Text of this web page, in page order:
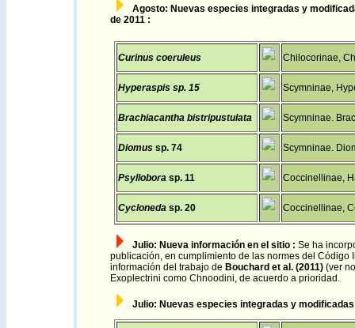
Agosto: Nuevas especies integradas y m
de 2011 :
Curinus coeruleus Chilocorinae,
Hyperaspis sp. 15 Scymninae,
Brachiacantha bistripustulata Scymninae.
Diomus sp. 74 Scymninae.
Psyllobora sp. 11 Coccinellinae,
Cycloneda sp. 20 Coccinellinae,
Julio: Nueva información en el sitio : Se ha
publicación, en cumplimiento de las normes del
información del trabajo de Bouchard et al. (2011) (ver
Exoplectrini como Chnoodini, de acuerdo a prioridad.
Julio: Nuevas especies integradas y m